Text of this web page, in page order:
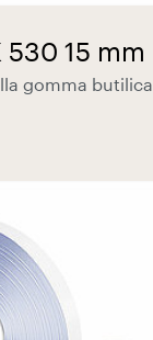
15 mm
gomma butilica